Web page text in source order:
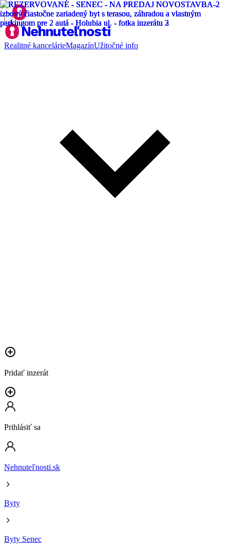
Realitné kancelárieMagazínUžitočné info
Pridať inzerát
Prihlásiť sa
Nehnuteľnosti.sk
Byty
Byty Senec